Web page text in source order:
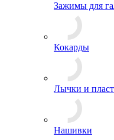
Зажимы для
Кокарды
Лычки и
Нашивки